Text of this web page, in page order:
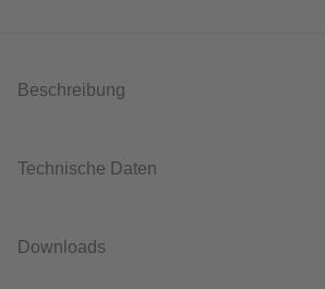
Beschreibung
Technische Daten
Downloads